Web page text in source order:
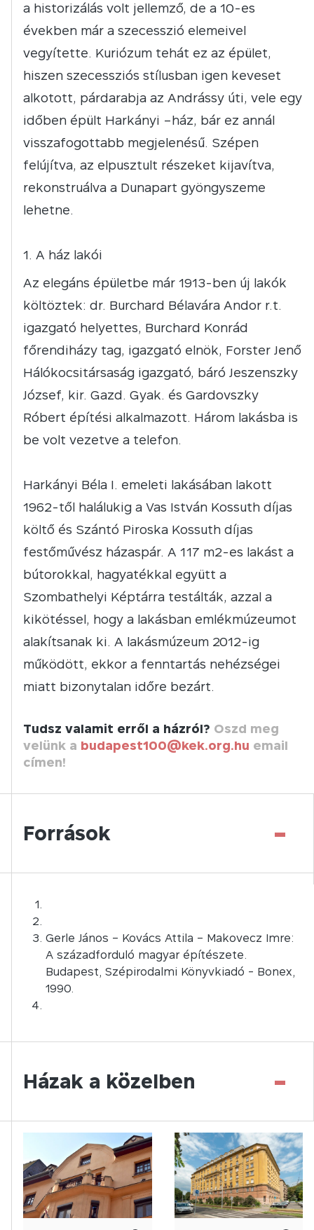
a historizálás volt jellemző, de a 10-es
években már a szecesszió elemeivel
vegyítette. Kuriózum tehát ez az épület,
hiszen szecessziós stílusban igen keveset
alkotott, párdarabja az Andrássy úti, vele egy
időben épült Harkányi –ház, bár ez annál
visszafogottabb megjelenésű. Szépen
felújítva, az elpusztult részeket kijavítva,
rekonstruálva a Dunapart gyöngyszeme
lehetne.
A ház lakói
Az elegáns épületbe már 1913-ben új lakók
költöztek: dr. Burchard Bélavára Andor r.t.
igazgató helyettes, Burchard Konrád
főrendiházy tag, igazgató elnök, Forster Jenő
Hálókocsitársaság igazgató, báró Jeszenszky
József, kir. Gazd. Gyak. és Gardovszky
Róbert építési alkalmazott. Három lakásba is
be volt vezetve a telefon.
Harkányi Béla I. emeleti lakásában lakott
1962-től halálukig a Vas István Kossuth díjas
költő és Szántó Piroska Kossuth díjas
festőművész házaspár. A 117 m2-es lakást a
bútorokkal, hagyatékkal együtt a
Szombathelyi Képtárra testálták, azzal a
kikötéssel, hogy a lakásban emlékmúzeumot
alakítsanak ki. A lakásmúzeum 2012-ig
működött, ekkor a fenntartás nehézségei
miatt bizonytalan időre bezárt.
Tudsz valamit erről a házról? Oszd meg
velünk a budapest100@kek.org.hu email
címen!
Források -
Gerle János – Kovács Attila – Makovecz Imre:
A századforduló magyar építészete.
Budapest, Szépirodalmi Könyvkiadó - Bonex,
1990.
Házak a közelben -